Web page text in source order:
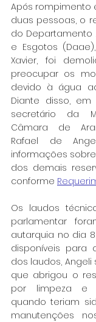
Após rompimento
duas pessoas, o
do Departamento
e Esgotos
Xavier, foi
preocupar os
devido à água
Diante disso,
secretário da
Câmara de
Rafael de
informações
dos demais
conforme
Os laudos
parlamentar
autarquia no dia
disponíveis para
dos laudos,
que abrigou o
por limpeza e
quando teriam
manutenções